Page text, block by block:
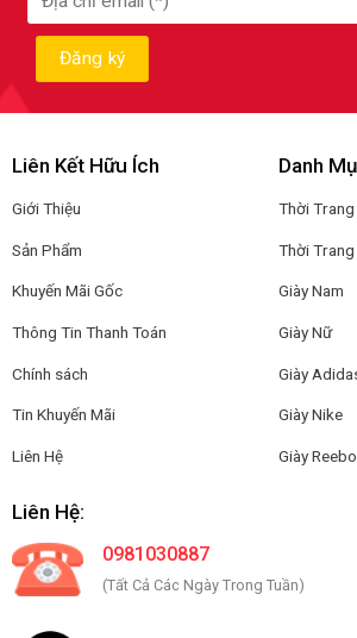
Liên Kết Hữu Ích
Giới Thiệu
Sản Phẩm
Khuyến Mãi Gốc
Thông Tin Thanh Toán
Chính sách
Tin Khuyến Mãi
Liên Hệ
Danh
Thời Trang
Thời
Giày Nam
Giày Nữ
Giày
Giày Nike
Giày
Liên Hệ:
0981030887
(Tất Cả Các Ngày Trong Tuần)